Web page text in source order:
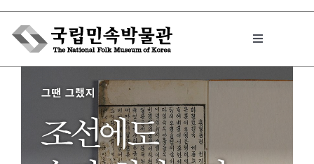
Skip
content
Toggle
박물관에서는